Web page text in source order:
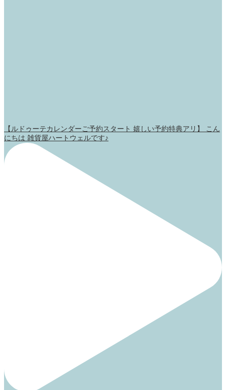
【ルドゥーテカレンダーご予約スタート 嬉しい予約特典アリ】 こん
にちは 雑貨屋ハートウェルです♪